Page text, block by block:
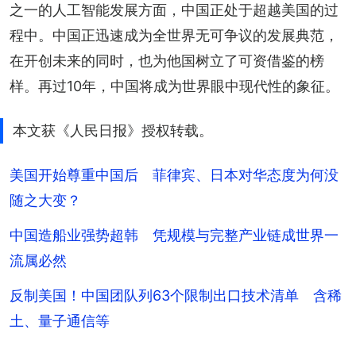
之一的人工智能发展方面，中国正处于超越美国的过
程中。中国正迅速成为全世界无可争议的发展典范，
在开创未来的同时，也为他国树立了可资借鉴的榜
样。再过10年，中国将成为世界眼中现代性的象征。
本文获《人民日报》授权转载。
美国开始尊重中国后 菲律宾、日本对华态度为何没
随之大变？
中国造船业强势超韩 凭规模与完整产业链成世界一
流属必然
反制美国！中国团队列63个限制出口技术清单 含稀
土、量子通信等